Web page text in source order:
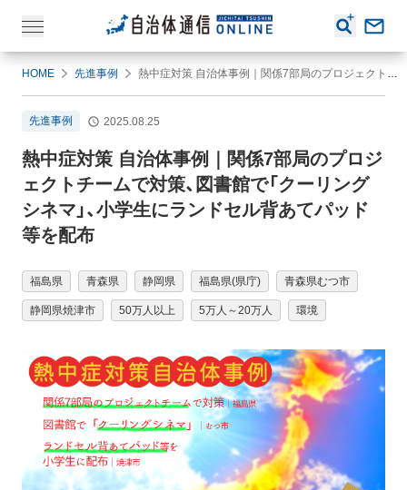
HOME 先進事例 熱中症対策 自治体事例｜関係7部局のプロジェクトチームで対策、図書館で「クーリングシネマ」、小学生にランドセル背あてパッド等を配布
先進事例 2025.08.25
熱中症対策 自治体事例｜関係7部局のプロジ
ェクトチームで対策、図書館で「クーリング
シネマ」、小学生にランドセル背あてパッド
等を配布
福島県 青森県 静岡県 福島県(県庁) 青森県むつ市
静岡県焼津市 50万人以上 5万人～20万人 環境